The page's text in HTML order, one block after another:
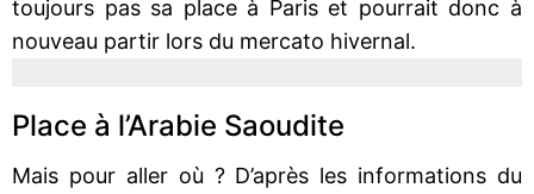
toujours pas sa place à Paris et pourrait donc à
nouveau partir lors du mercato hivernal.
Place à l’Arabie Saoudite
Mais pour aller où ? D’après les informations du